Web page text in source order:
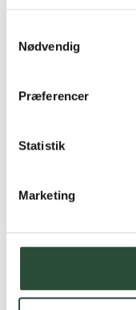
Nødvendig
Præferencer
Statistik
Marketing